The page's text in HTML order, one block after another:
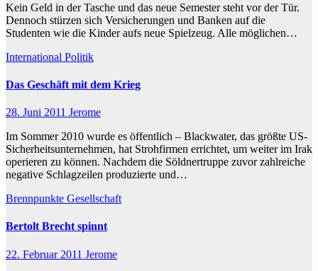
Kein Geld in der Tasche und das neue Semester steht vor der Tür.
Dennoch stürzen sich Versicherungen und Banken auf die
Studenten wie die Kinder aufs neue Spielzeug. Alle möglichen…
International Politik
Das Geschäft mit dem Krieg
28. Juni 2011 Jerome
Im Sommer 2010 wurde es öffentlich – Blackwater, das größte US-
Sicherheitsunternehmen, hat Strohfirmen errichtet, um weiter im Irak
operieren zu können. Nachdem die Söldnertruppe zuvor zahlreiche
negative Schlagzeilen produzierte und…
Brennpunkte Gesellschaft
Bertolt Brecht spinnt
22. Februar 2011 Jerome